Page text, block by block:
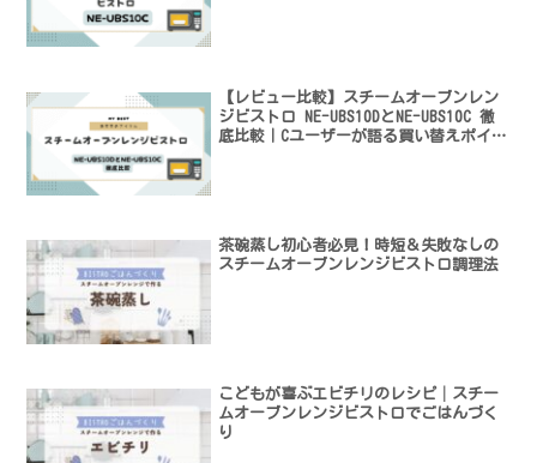
【レビュー比較】スチームオーブンレン
ジビストロ NE-UBS10DとNE-UBS10C 徹
底比較｜Cユーザーが語る買い替えポイン
茶碗蒸し初心者必見！時短＆失敗なしの
スチームオーブンレンジビストロ調理法
こどもが喜ぶエビチリのレシピ│スチー
ムオーブンレンジビストロでごはんづく
り